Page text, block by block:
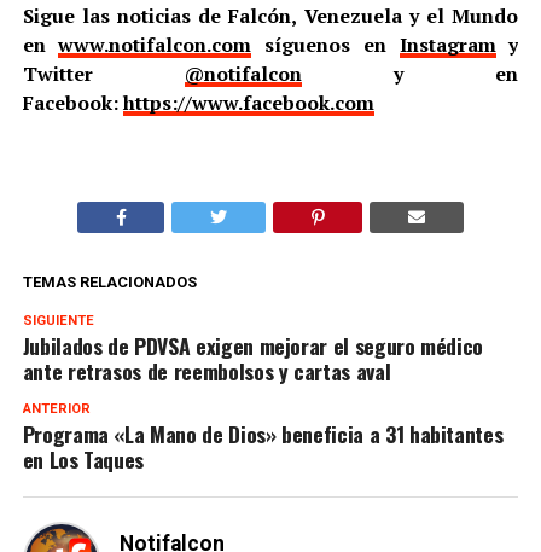
Sigue las noticias de Falcón, Venezuela y el Mundo
enwww.notifalcon.com síguenos en Instagramy
Twitter @notifalcony en
Facebook:https://www.facebook.com
TEMAS RELACIONADOS
SIGUIENTE
Jubilados de PDVSA exigen mejorar el seguro médico
ante retrasos de reembolsos y cartas aval
ANTERIOR
Programa «La Mano de Dios» beneficia a 31 habitantes
en Los Taques
Notifalcon